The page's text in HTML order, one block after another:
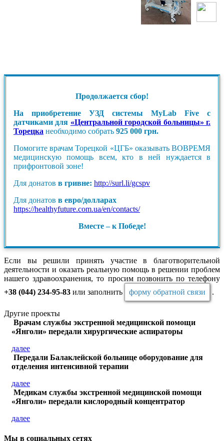
Продолжается сбор!
На приобретение УЗД системы MyLab Five с
датчиками для «Центральной городской больницы» г.
Торецка необходимо собрать 925 000 грн.
Помогите врачам Торецкой «ЦГБ» оказывать ВОВРЕМЯ
медицинскую помощь всем, кто в ней нуждается в
прифронтовой зоне!
Для донатов в гривне: http://surl.li/gcspv
Для донатов в евро/долларах
https://healthyfuture.com.ua/en/contacts/
Вместе – к Победе!
Если вы решили принять участие в благотворительной
деятельности и оказать реальную помощь в решении проблем
нашего здравоохранения, то просим позвонить по телефону
+38 (044) 234-95-83 или заполнить форму обратной связи .
Другие проекты
Врачам службы экстренной медицинской помощи
«Янголи» передали хирургические аспираторы
далее
Передали Балаклейской больнице оборудование для
отделения интенсивной терапии
далее
Медикам службы экстренной медицинской помощи
«Янголи» передали кислородный концентратор
далее
Мы в социальных сетях